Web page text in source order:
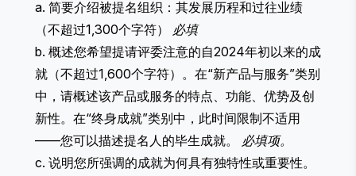
a. 简要介绍被提名组织：其发展历程和过往业绩
（不超过1,300个字符） 必填
b. 概述您希望提请评委注意的自2024年初以来的成
就（不超过1,600个字符）。在“新产品与服务”类别
中，请概述该产品或服务的特点、功能、优势及创
新性。在“终身成就”类别中，此时间限制不适用
——您可以描述提名人的毕生成就。 必填项。
c. 说明您所强调的成就为何具有独特性或重要性。